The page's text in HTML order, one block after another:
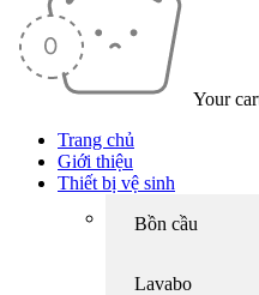
Your
Trang chủ
Giới thiệu
Thiết bị vệ sinh
Bồn cầu
Lavabo